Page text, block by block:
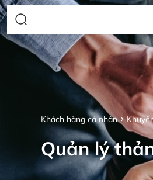
Khách hàng cá nhân
Quản lý